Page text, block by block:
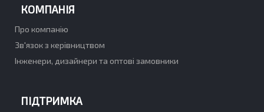
КОМПАНІЯ
Про компанію
Зв'язок з керівництвом
Інженери, дизайнери та оптові замовники
ПІДТРИМКА